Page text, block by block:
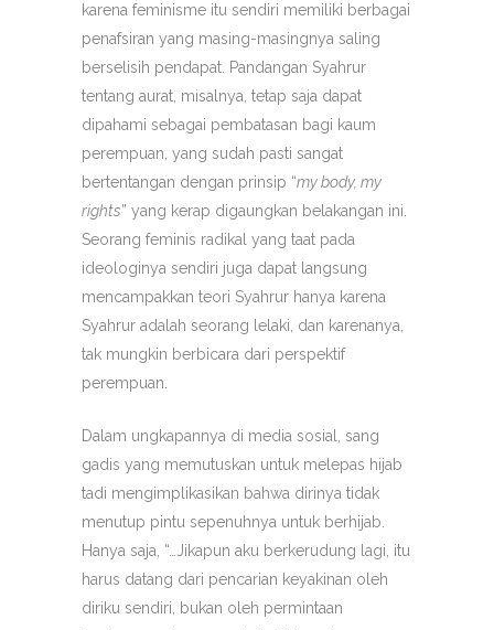
karena feminisme itu sendiri memiliki berbagai
penafsiran yang masing-masingnya saling
berselisih pendapat. Pandangan Syahrur
tentang aurat, misalnya, tetap saja dapat
dipahami sebagai pembatasan bagi kaum
perempuan, yang sudah pasti sangat
bertentangan dengan prinsip “my body, my
rights” yang kerap digaungkan belakangan ini.
Seorang feminis radikal yang taat pada
ideologinya sendiri juga dapat langsung
mencampakkan teori Syahrur hanya karena
Syahrur adalah seorang lelaki, dan karenanya,
tak mungkin berbicara dari perspektif
perempuan.
Dalam ungkapannya di media sosial, sang
gadis yang memutuskan untuk melepas hijab
tadi mengimplikasikan bahwa dirinya tidak
menutup pintu sepenuhnya untuk berhijab.
Hanya saja, “…Jikapun aku berkerudung lagi, itu
harus datang dari pencarian keyakinan oleh
diriku sendiri, bukan oleh permintaan